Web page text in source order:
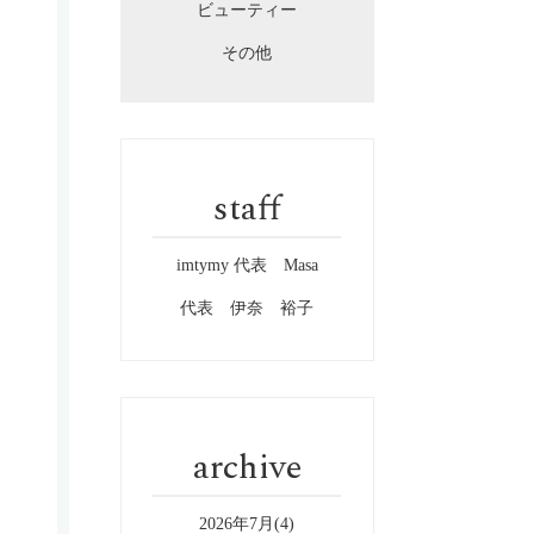
ビューティー
その他
staff
imtymy 代表 Masa
代表 伊奈 裕子
archive
2026年7月(4)